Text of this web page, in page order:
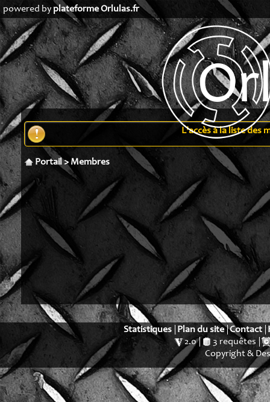
powered by plateforme Orlulas.fr
L'accès à la liste des
Portail> Membres
Statistiques Plan du site Contact
2.0
3 requêtes
Copyright &